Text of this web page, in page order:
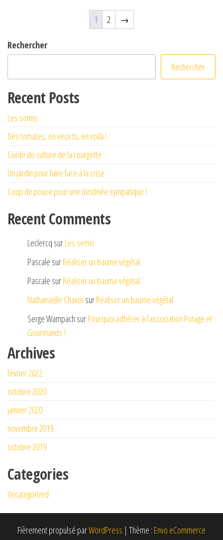
1 2 →
Rechercher
Rechercher
Recent Posts
Les semis
Des tomates, en veux tu, en voilà !
Guide de culture de la courgette
Un jardin pour faire face à la crise
Coup de pouce pour une destinée sympatique !
Recent Comments
Leclercq surLes semis
Pascale surRéaliser un baume végétal
Pascale surRéaliser un baume végétal
Nathanaelle ChavotsurRéaliser un baume végétal
Serge Wampach surPourquoi adhérer à l’association Potage et
Gourmands ?
Archives
février 2022
octobre 2020
janvier 2020
novembre 2019
octobre 2019
Categories
Uncategorized
Fièrement propulsé parWordPress | Thème : Envo eCommerce